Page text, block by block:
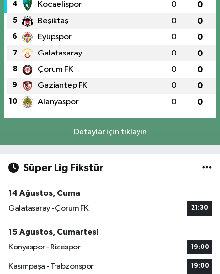
4 Kocaelispor 0 0
5 Beşiktaş 0 0
6 Eyüpspor 0 0
7 Galatasaray 0 0
8 Çorum FK 0 0
9 Gaziantep FK 0 0
10 Alanyaspor 0 0
Detaylar için tıklayın
Süper Lig Fikstür
14 Ağustos, Cuma
Galatasaray - Çorum FK
21:30
15 Ağustos, Cumartesi
Konyaspor - Rizespor
19:00
Kasımpaşa - Trabzonspor 19:00